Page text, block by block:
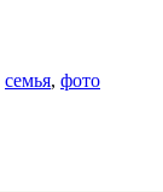
семья, фото